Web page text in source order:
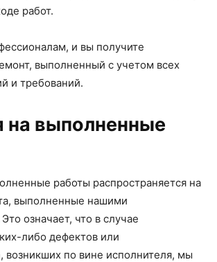
работ.
и вы получите
выполненный с учетом всех
и требований.
на выполненные
работы распространяется на
выполненные нашими
означает, что в случае
либо дефектов или
возникших по вине исполнителя, мы